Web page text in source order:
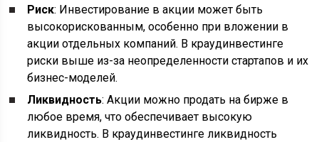
Риск: Инвестирование в акции может быть
высокорискованным, особенно при вложении в
акции отдельных компаний. В краудинвестинге
риски выше из-за неопределенности стартапов и их
бизнес-моделей.
Ликвидность: Акции можно продать на бирже в
любое время, что обеспечивает высокую
ликвидность. В краудинвестинге ликвидность